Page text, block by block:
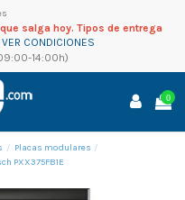
salga hoy. Tipos de entrega
VER CONDICIONES
14:00h)
0
Placas modulares
PXX375FB1E